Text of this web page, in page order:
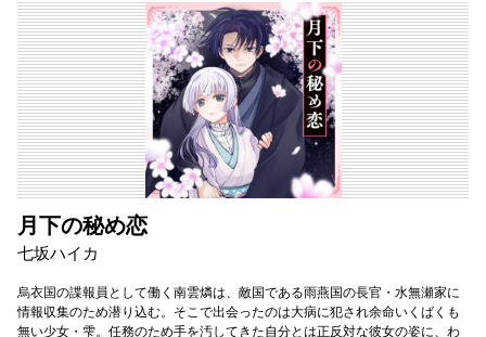
月下の秘め恋
七坂ハイカ
烏衣国の諜報員として働く南雲燐は、敵国である雨燕国の長官・水無瀬家に
情報収集のため潜り込む。そこで出会ったのは大病に犯され余命いくばくも
無い少女・雫。任務のため手を汚してきた自分とは正反対な彼女の姿に、わ